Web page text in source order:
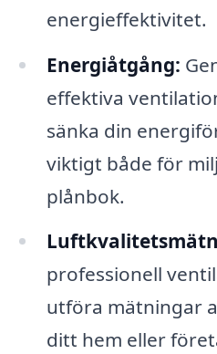
energieffektivitet.
Energiåtgång:
effektiva
sänka din
viktigt både för
plånbok.
professionell
utföra mätningar
ditt hem eller